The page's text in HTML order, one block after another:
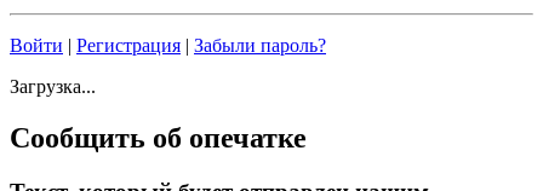
Войти | Регистрация | Забыли пароль?
Загрузка...
Сообщить об опечатке